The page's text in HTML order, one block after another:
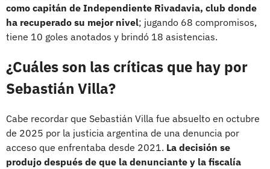
como capitán de Independiente Rivadavia, club donde
ha recuperado su mejor nivel; jugando 68 compromisos,
tiene 10 goles anotados y brindó 18 asistencias.
¿Cuáles son las críticas que hay por
Sebastián Villa?
Cabe recordar que Sebastián Villa fue absuelto en octubre
de 2025 por la justicia argentina de una denuncia por
acceso que enfrentaba desde 2021. La decisión se
produjo después de que la denunciante y la fiscalía